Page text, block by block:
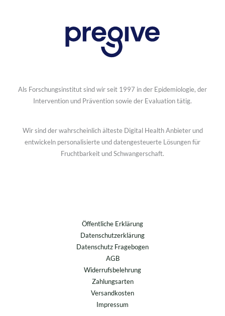
Als Forschungsinstitut sind wir seit 1997 in der Epidemiologie, der
Intervention und Prävention sowie der Evaluation tätig.
Wir sind der wahrscheinlich älteste Digital Health Anbieter und
entwickeln personalisierte und datengesteuerte Lösungen für
Fruchtbarkeit und Schwangerschaft.
Öffentliche Erklärung
Datenschutzerklärung
Datenschutz Fragebogen
AGB
Widerrufsbelehrung
Zahlungsarten
Versandkosten
Impressum